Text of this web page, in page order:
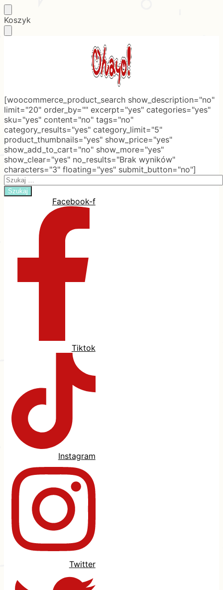
Skip
to
Skip
to
Koszyk
[woocommerce_product_search show_description="no"
limit="20" order_by="" excerpt="yes" categories="yes"
sku="yes" content="no" tags="no"
category_results="yes" category_limit="5"
product_thumbnails="yes" show_price="yes"
show_add_to_cart="no" show_more="yes"
show_clear="yes" no_results="Brak wyników"
characters="3" floating="yes" submit_button="no"]
Search
for:
Facebook-f
Tiktok
Instagram
Twitter